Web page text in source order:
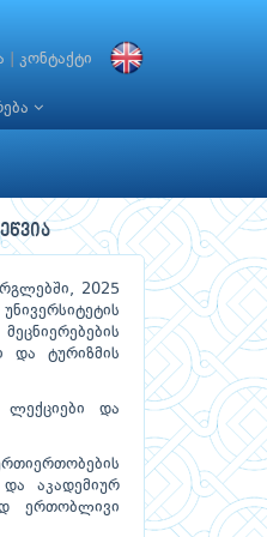
კონტაქტი
2025
და ტურიზმის
ლექციები და
აკადემიურ
ერთობლივი